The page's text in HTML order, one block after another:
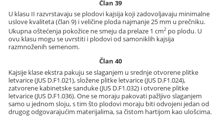
Član 39
U klasu II razvrstavaju se plodovi kajsija koji zadovoljavaju minimalne
uslove kvaliteta (član 9) i veličine ploda najmanje 25 mm u prečniku.
Ukupna oštećenja pokožice ne smeju da prelaze 1 cm2 po plodu. U
ovu klasu mogu se uvrstiti i plodovi od samoniklih kajsija
razmnoženih semenom.
Član 40
Kajsije klase ekstra pakuju se slaganjem u srednje otvorene plitke
letvarice (JUS D.F1.021), složene plitke letvarice (JUS D.F1.024),
zatvorene kabinetske sanduke (JUS D.F1.032) i otvorene plitke
letvarice (JUS D.F1.036). One se moraju pakovati pažljivo slaganjem
samo u jednom sloju, s tim što plodovi moraju biti odvojeni jedan od
drugog odgovarajućim materijalima, sa čistom hartijom kao ulošcima.